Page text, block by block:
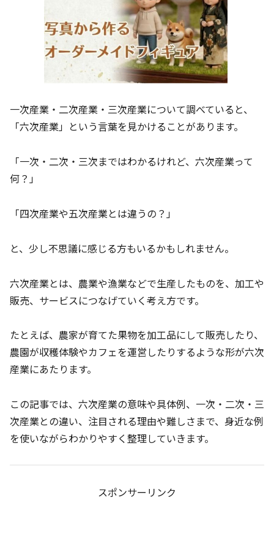
一次産業・二次産業・三次産業について調べていると、
「六次産業」という言葉を見かけることがあります。
「一次・二次・三次まではわかるけれど、六次産業って
何？」
「四次産業や五次産業とは違うの？」
と、少し不思議に感じる方もいるかもしれません。
六次産業とは、農業や漁業などで生産したものを、加工や
販売、サービスにつなげていく考え方です。
たとえば、農家が育てた果物を加工品にして販売したり、
農園が収穫体験やカフェを運営したりするような形が六次
産業にあたります。
この記事では、六次産業の意味や具体例、一次・二次・三
次産業との違い、注目される理由や難しさまで、身近な例
を使いながらわかりやすく整理していきます。
スポンサーリンク